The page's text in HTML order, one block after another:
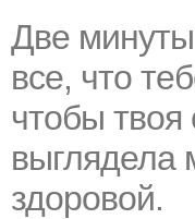
Две
все, что
чтобы твоя
выглядела
здоровой.